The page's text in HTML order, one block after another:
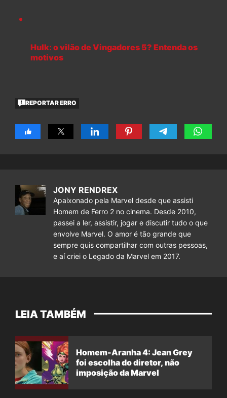
Hulk: o vilão de Vingadores 5? Entenda os
motivos
REPORTAR ERRO
JONY RENDREX
Apaixonado pela Marvel desde que assisti
Homem de Ferro 2 no cinema. Desde 2010,
passei a ler, assistir, jogar e discutir tudo o que
envolve Marvel. O amor é tão grande que
sempre quis compartilhar com outras pessoas,
e aí criei o Legado da Marvel em 2017.
LEIA TAMBÉM
Homem-Aranha 4: Jean Grey
foi escolha do diretor, não
imposição da Marvel